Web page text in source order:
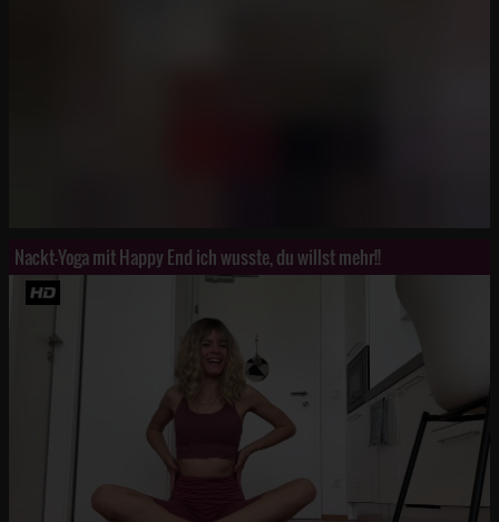
Nackt-Yoga mit Happy End ich wusste, du willst mehr!!